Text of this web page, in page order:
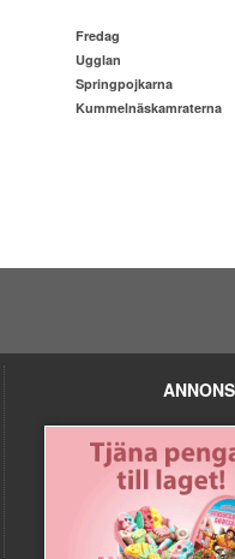
Fredag
Ugglan
Springpojkarna
Kummelnäskamraterna